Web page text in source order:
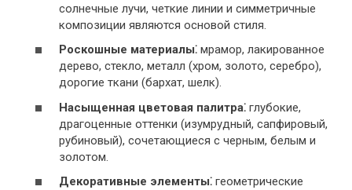
солнечные лучи, четкие линии и симметричные
композиции являются основой стиля.
Роскошные материалы⁚ мрамор, лакированное
дерево, стекло, металл (хром, золото, серебро),
дорогие ткани (бархат, шелк).
Насыщенная цветовая палитра⁚ глубокие,
драгоценные оттенки (изумрудный, сапфировый,
рубиновый), сочетающиеся с черным, белым и
золотом.
Декоративные элементы⁚ геометрические